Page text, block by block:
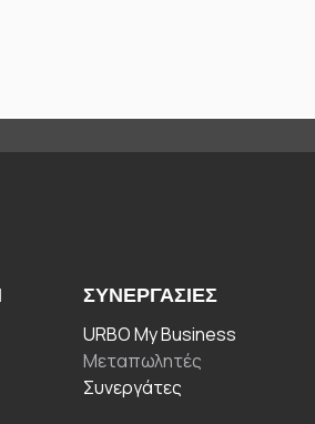
ΣΥΝΕΡΓΑΣΊΕΣ
URBO My Business
Μεταπωλητές
Συνεργάτες